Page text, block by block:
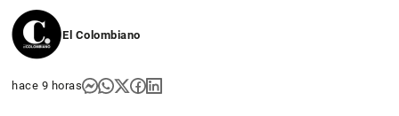
El Colombiano
hace 9 horas